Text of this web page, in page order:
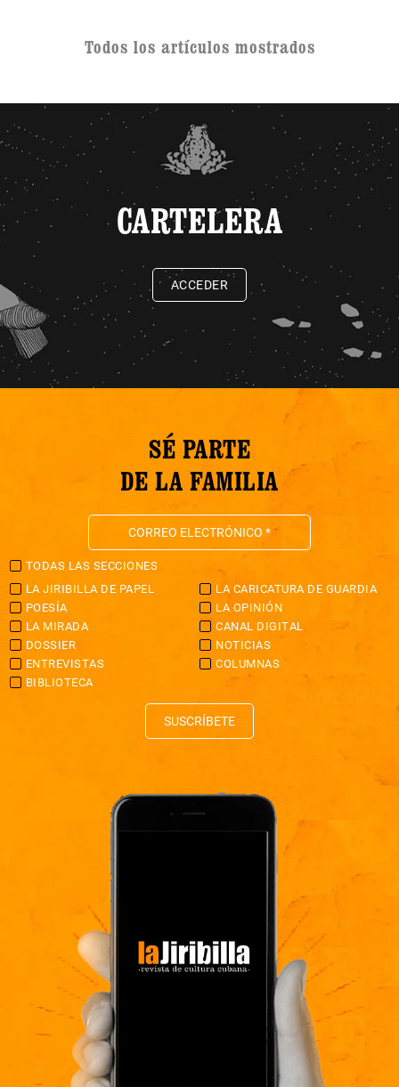
Todos los artículos mostrados
CARTELERA
ACCEDER
SÉ PARTE
DE LA FAMILIA
TODAS LAS SECCIONES
LA JIRIBILLA DE PAPEL
LA CARICATURA DE GUARDIA
POESÍA
LA OPINIÓN
LA MIRADA
CANAL DIGITAL
DOSSIER
NOTICIAS
ENTREVISTAS
COLUMNAS
BIBLIOTECA
SUSCRÍBETE